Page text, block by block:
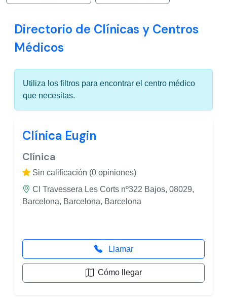
Directorio de Clínicas y Centros
Médicos
Utiliza los filtros para encontrar el centro médico
que necesitas.
Clínica Eugin
Clínica
Sin calificación (0 opiniones)
Cl Travessera Les Corts nº322 Bajos, 08029,
Barcelona, Barcelona, Barcelona
Llamar
Cómo llegar